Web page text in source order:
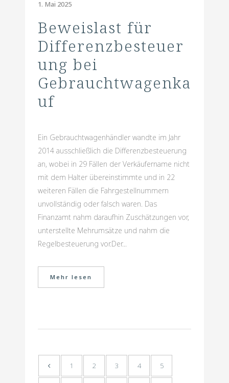
1. Mai 2025
Beweislast für
Differenzbesteuer
ung bei
Gebrauchtwagenka
uf
Ein Gebrauchtwagenhändler wandte im Jahr
2014 ausschließlich die Differenzbesteuerung
an, wobei in 29 Fällen der Verkäufername nicht
mit dem Halter übereinstimmte und in 22
weiteren Fällen die Fahrgestellnummern
unvollständig oder falsch waren. Das
Finanzamt nahm daraufhin Zuschätzungen vor,
unterstellte Mehrumsätze und nahm die
Regelbesteuerung vor.Der...
Mehr lesen
1 2 3 4 5